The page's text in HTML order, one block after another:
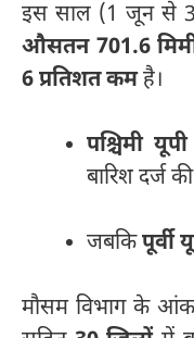
इस साल (1 जून से
औसतन 701.6
6 प्रतिशत कमहै।
पश्चिमी यूपी
बारिश दर्ज
जबकिपूर्वी
मौसम विभाग के